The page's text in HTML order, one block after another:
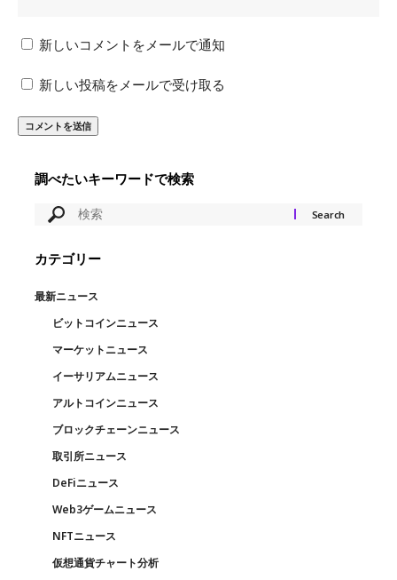
新しいコメントをメールで通知
新しい投稿をメールで受け取る
調べたいキーワードで検索
カテゴリー
最新ニュース
ビットコインニュース
マーケットニュース
イーサリアムニュース
アルトコインニュース
ブロックチェーンニュース
取引所ニュース
DeFiニュース
Web3ゲームニュース
NFTニュース
仮想通貨チャート分析